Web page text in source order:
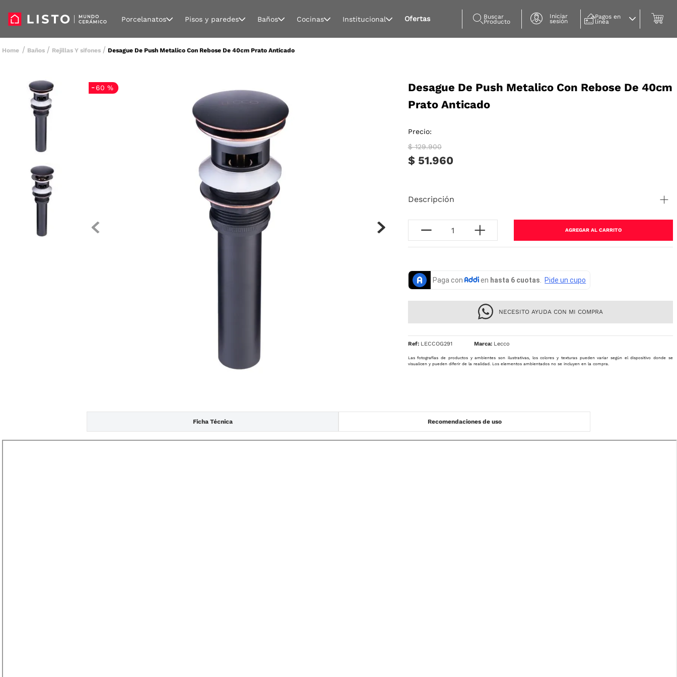
Porcelanatos Pisos y paredes Baños Cocinas Institucional Ofertas Buscar
Producto
Iniciar
sesión
Pagos en
línea
Baños Rejillas Y sifones Desague De Push Metalico Con Rebose De 40cm Prato Anticado
- 60 %
Desague De Push Metalico Con Rebose De 40cm
Prato Anticado
Precio:
$ 129.900
$ 51.960
Descripción
AGREGAR AL CARRITO
NECESITO AYUDA CON MI COMPRA
Ref: LECCOG291 Lecco
Las fotografías de productos y ambientes son ilustrativas, los colores y texturas pueden variar según el dispositivo donde se
visualicen y pueden diferir de la realidad. Los elementos ambientados no se incluyen en la compra.
Ficha Técnica Recomendaciones de uso